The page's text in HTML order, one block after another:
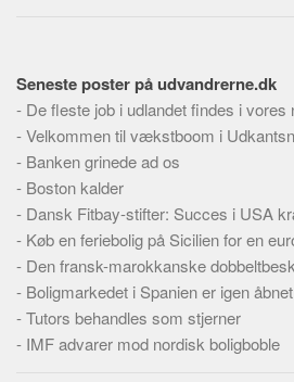
Seneste poster på udvandrerne.dk
- De fleste job i udlandet findes i vores
-Velkommen til vækstboom i
- Banken grinede ad os
- Boston kalder
- Dansk Fitbay-stifter: Succes i USA
- Køb en feriebolig på Sicilien for en
- Den fransk-marokkanske
- Boligmarkedet i Spanien er igen åbnet
-Tutors behandles som stjerner
- IMF advarer mod nordisk boligboble